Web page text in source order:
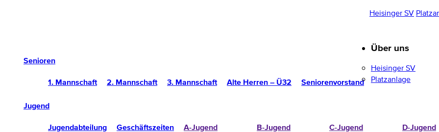
Heisinger SV
Senioren
1. Mannschaft 2. Mannschaft 3. Mannschaft Alte Herren – Ü32 Seniorenvorstand
Jugend
Jugendabteilung Geschäftszeiten A-Jugend B-Jugend C-Jugend D-Jugend
Über uns
Heisinger SV
Platzanlage